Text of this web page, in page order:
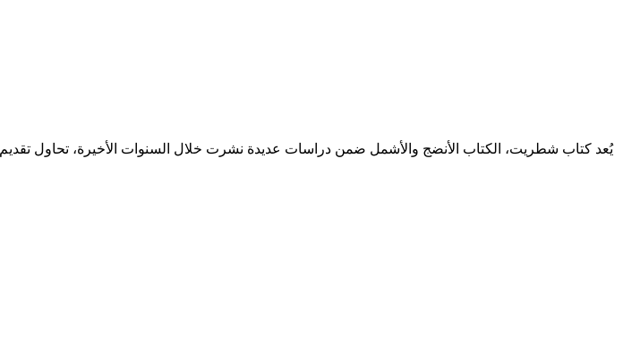
يُعد كتاب شطريت، الكتاب الأنضج والأشمل ضمن دراسات عديدة نشرت خلال السنوات الأخيرة، تحاول